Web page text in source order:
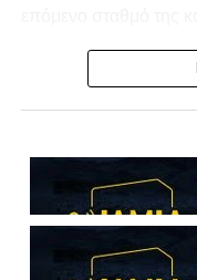
Ο λόγος για τον
Στάγκο, οι οποίοι θα
Ιδιαίτερο
Βασίλη
αρκετών ομάδων το
συλλόγους που